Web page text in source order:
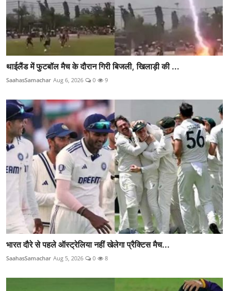
थाईलैंड में फुटबॉल मैच के दौरान गिरी बिजली, खिलाड़ी की ...
SaahasSamachar Aug 6, 2026 0 9
भारत दौरे से पहले ऑस्ट्रेलिया नहीं खेलेगा प्रैक्टिस मैच...
SaahasSamachar Aug 5, 2026 0 8